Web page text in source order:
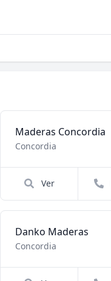
Maderas Concordia
Concordia
Ver
Danko Maderas
Concordia